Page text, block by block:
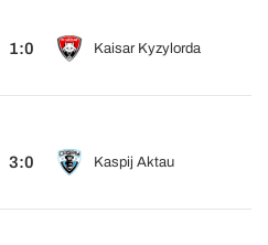
1:0 Kaisar Kyzylorda
3:0 Kaspij Aktau